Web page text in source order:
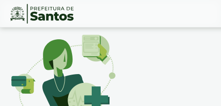
Ir
Conteúdo